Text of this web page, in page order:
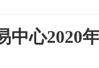
中心2020